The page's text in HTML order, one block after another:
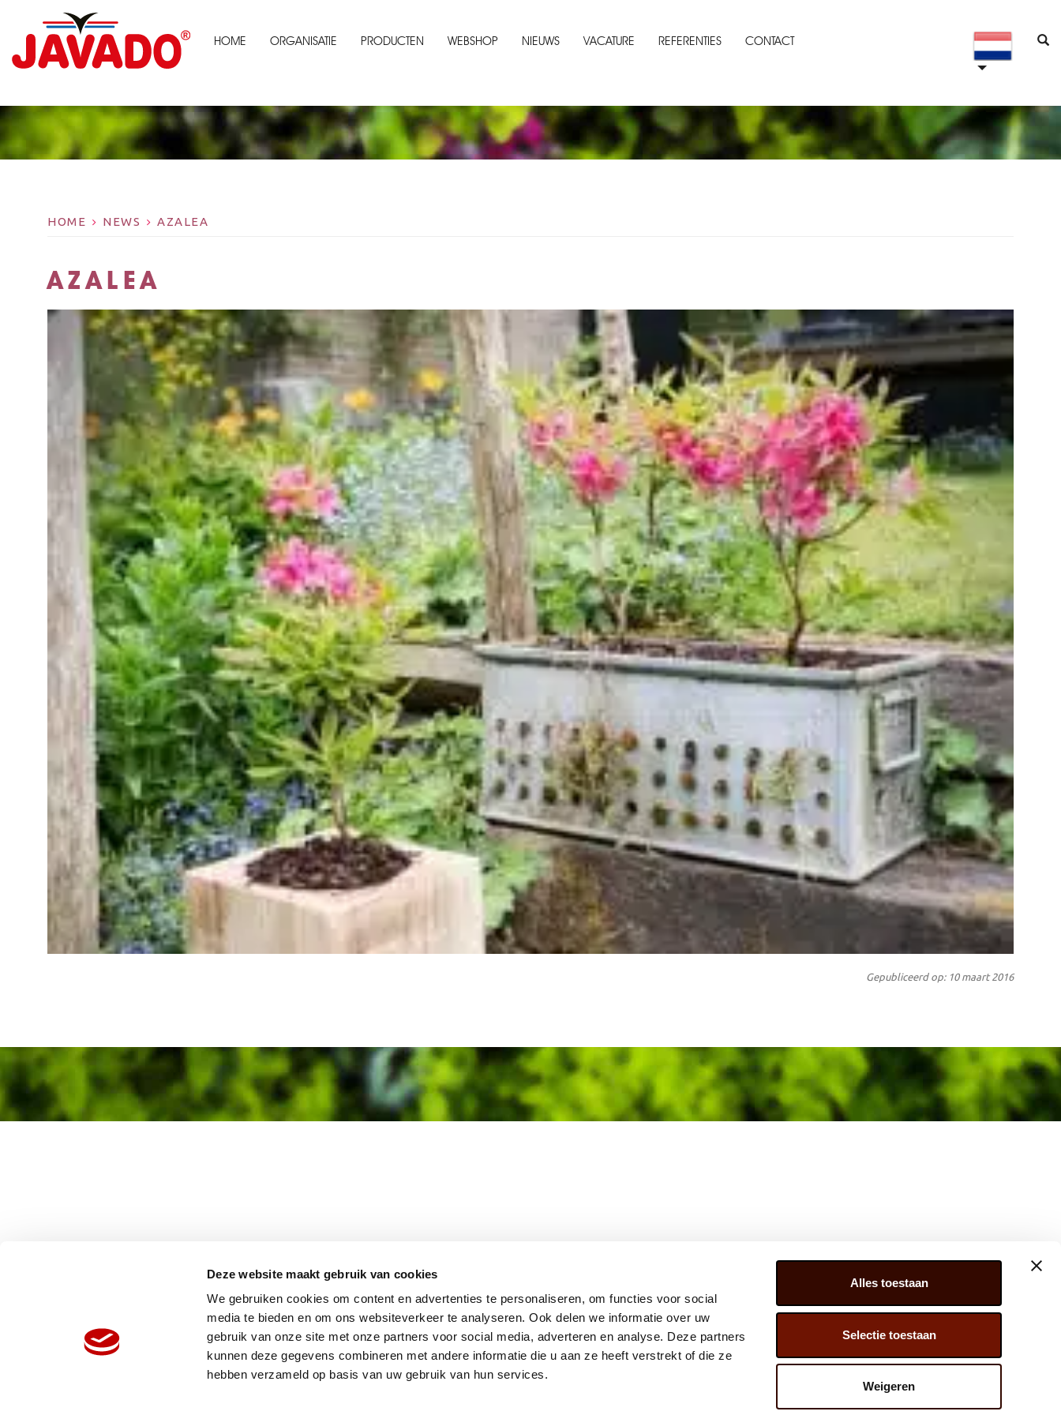
Deze website maakt gebruik van cookies
We gebruiken cookies om content en advertenties te personaliseren, om functies voor social
media te bieden en om ons websiteverkeer te analyseren. Ook delen we informatie over uw
gebruik van onze site met onze partners voor social media, adverteren en analyse. Deze partners
kunnen deze gegevens combineren met andere informatie die u aan ze heeft verstrekt of die ze
hebben verzameld op basis van uw gebruik van hun services.
Alles toestaan
Selectie toestaan
Weigeren
HOME ORGANISATIE PRODUCTEN WEBSHOP NIEUWS VACATURE REFERENTIES CONTACT
HOME NEWS AZALEA
AZALEA
Gepubliceerd op: 10 maart 2016
HOME WEBSHOP CONTACT
JUPITER 279, 2675 LW, HONSELERSDIJK,
NL
INFO@JAVADOPLANT.COM